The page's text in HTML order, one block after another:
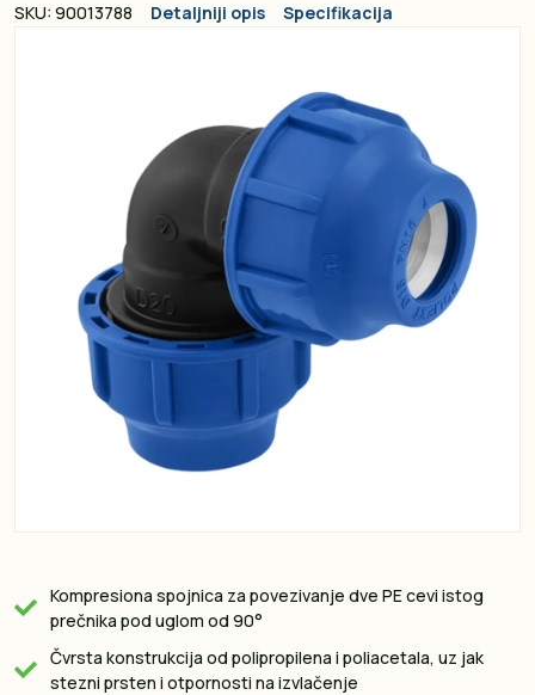
SKU: 90013788 Detaljniji opis Specifikacija
Kompresiona spojnica za povezivanje dve PE cevi istog
prečnika pod uglom od 90°
Čvrsta konstrukcija od polipropilena i poliacetala, uz jak
stezni prsten i otpornosti na izvlačenje